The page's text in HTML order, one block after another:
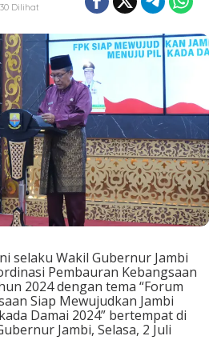
Dilihat
selaku Wakil Gubernur Jambi
Pembauran Kebangsaan
2024 dengan tema “Forum
Siap Mewujudkan Jambi
Damai 2024” bertempat di
Jambi, Selasa, 2 Juli